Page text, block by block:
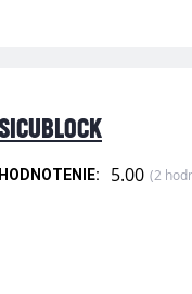
HODNOTENIE: 5.00 (2